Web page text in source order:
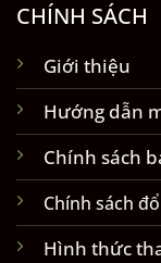
CHÍNH SÁCH
Giới thiệu
Hướng dẫn
Chính sách
Chính sách
Hình thức